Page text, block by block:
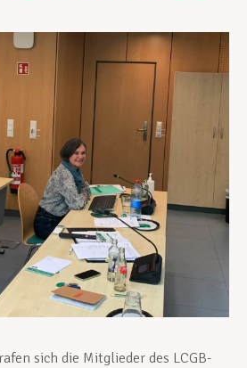
im Privatleben
sich die Mitglieder des LCGB-